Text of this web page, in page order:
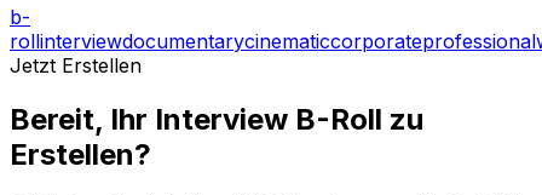
b-
rollinterviewdocumentarycinematiccorporateprofessional
Jetzt Erstellen
Bereit, Ihr Interview B-Roll zu
Erstellen?